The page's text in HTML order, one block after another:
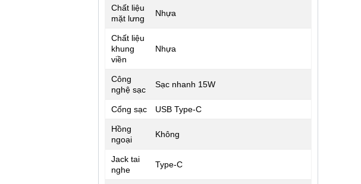
Chất liệu
mặt lưng
Nhựa
Chất liệu
khung
viền
Nhựa
Công
nghệ sạc
Sạc nhanh 15W
Cổng sạc USB Type-C
Hồng
ngoại
Không
Jack tai
nghe
Type-C